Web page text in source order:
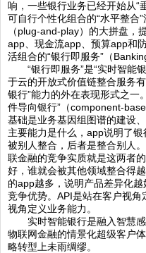
响，一些银行业务已经开始从“
可自行个性化组合的“水平整合
（plug-and-play）的大拼盘，
app、现金流app、预算app和
活组合的“银行即服务”（
“银行即服务”是“实时智能银
于云的开放式价值链整合服务
银行”能力的外在表现形式之一
件导向银行”（component-
基础是业务基因组图谱的建设
主要能力是什么，app说明了
被别人整合，后者是整合别人
联金融的竞争实质就是这两者
好，谁就会被其他领域整合得
的app越多，说明产品差异化
竞争优势。API是站在客户视
视角定义业务能力。
实时智能银行是融入智慧感
物联网金融的情景化超级客户
略转型上未雨绸缪。